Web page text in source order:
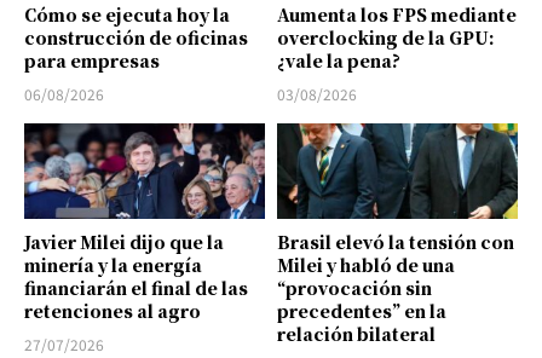
Cómo se ejecuta hoy la
construcción de oficinas
para empresas
06/08/2026
Aumenta los FPS mediante
overclocking de la GPU:
¿vale la pena?
03/08/2026
Javier Milei dijo que la
minería y la energía
financiarán el final de las
retenciones al agro
27/07/2026
Brasil elevó la tensión con
Milei y habló de una
“provocación sin
precedentes” en la
relación bilateral